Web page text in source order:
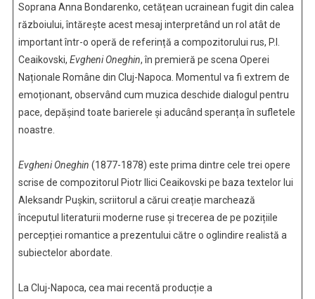
Soprana Anna Bondarenko, cetățean ucrainean fugit din calea
războiului, întărește acest mesaj interpretând un rol atât de
important într-o operă de referință a compozitorului rus, P.I.
Ceaikovski, Evgheni Oneghin, în premieră pe scena Operei
Naționale Române din Cluj-Napoca. Momentul va fi extrem de
emoționant, observând cum muzica deschide dialogul pentru
pace, depășind toate barierele și aducând speranța în sufletele
noastre.
Evgheni Oneghin (1877-1878) este prima dintre cele trei opere
scrise de compozitorul Piotr Ilici Ceaikovski pe baza textelor lui
Aleksandr Pușkin, scriitorul a cărui creație marchează
începutul literaturii moderne ruse și trecerea de pe pozițiile
percepției romantice a prezentului către o oglindire realistă a
subiectelor abordate.
La Cluj-Napoca, cea mai recentă producție a